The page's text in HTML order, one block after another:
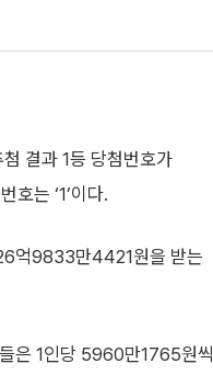
결과 1등 당첨번호가
호는 ‘1’이다.
억9833만4421원을 받는
은 1인당 5960만1765원씩